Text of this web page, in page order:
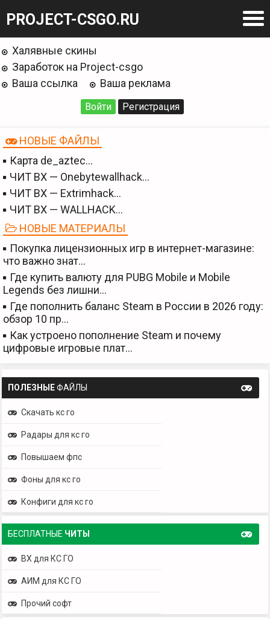
PROJECT-CSGO.RU
Халявные скины
Заработок на Project-csgo
Ваша ссылка
Ваша реклама
Войти Регистрация
НОВЫЕ ФАЙЛЫ
Карта de_aztec…
ЧИТ BX — Onebytewallhack…
ЧИТ BX — Extrimhack…
ЧИТ BX — WALLHACK…
НОВЫЕ МАТЕРИАЛЫ
Покупка лицензионных игр в интернет-магазине:
что важно знат…
Где купить валюту для PUBG Mobile и Mobile
Legends без лишни…
Где пополнить баланс Steam в России в 2026 году:
обзор 10 пр…
Как устроено пополнение Steam и почему
цифровые игровые плат…
ПОЛЕЗНЫЕФАЙЛЫ
Скачать кс го
Радары для кс го
Повышаем фпс
Фоны для кс го
Конфиги для кс го
БЕСПЛАТНЫЕ ЧИТЫ
ВХ для КС ГО
АИМ для КС ГО
Прочий софт